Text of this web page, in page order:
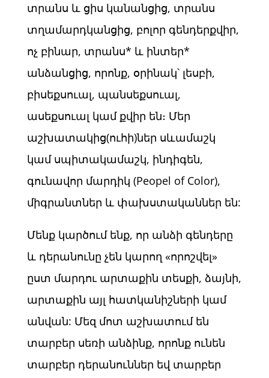
տրանս և ցիս կանանցից, տրանս
տղամարդկանցից, բոլոր գենդերքվիր,
ոչ բինար, տրանս* և ինտեր*
անձանցից, որոնք, օրինակ՝ լեսբի,
բիսեքսուալ, պանսեքսուալ,
ասեքսուալ կամ քվիր են։ Մեր
աշխատակից(ուհի)ներ սևամաշկ
կամ սպիտակամաշկ, ինդիգեն,
գունավոր մարդիկ (Peopel of Color),
միգրանտներ և փախստականներ են:
Մենք կարծում ենք, որ անձի գենդերը
և դերանունը չեն կարող «որոշվել»
ըստ մարդու արտաքին տեսքի, ձայնի,
արտաքին այլ հատկանիշների կամ
անվան: Մեզ մոտ աշխատում են
տարբեր սեռի անձինք, որոնք ունեն
տարբեր դերանուններ եվ տարբեր